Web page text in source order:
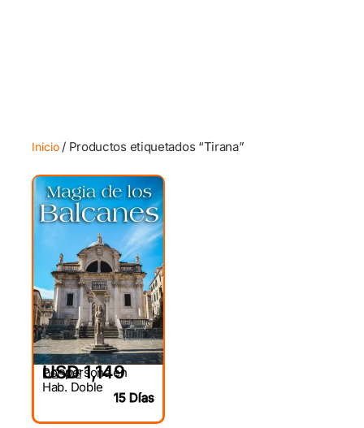
Inicio/ Productos etiquetados “Tirana”
DESDE
USD 1,149
Por persona en
Hab. Doble
15 Días